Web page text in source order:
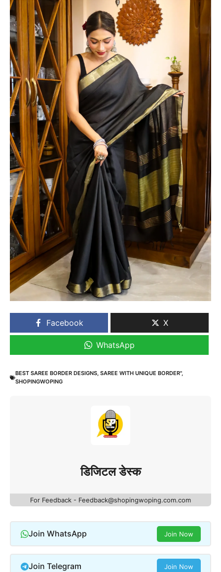
Facebook X
WhatsApp
BEST SAREE BORDER DESIGNS, SAREE WITH UNIQUE BORDER",
SHOPINGWOPING
डिजिटल डेस्क
For Feedback - Feedback@shopingwoping.com.com
Join WhatsApp Join Now
Join Telegram Join Now